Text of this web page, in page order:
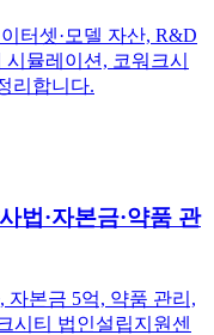
터셋·모델 자산, R&D
시뮬레이션, 코워크시
리합니다.
법·자본금·약품 관
자본금 5억, 약품 관리,
시티 법인설립지원센